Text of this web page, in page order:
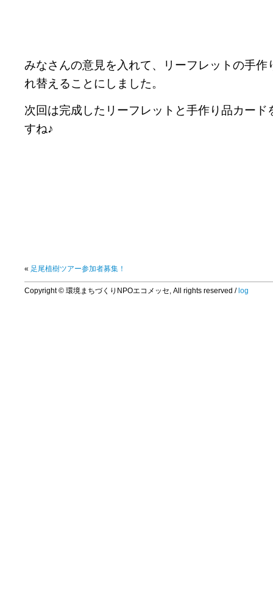
みなさんの意見を入れて、リーフレットの手作
れ替えることにしました。
次回は完成したリーフレットと手作り品カード
すね♪
« 足尾植樹ツアー参加者募集！
Copyright © 環境まちづくりNPOエコメッセ, All rights reserved / log